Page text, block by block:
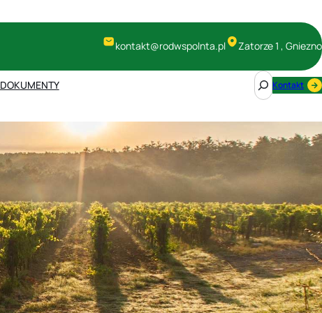
kontakt@rodwspolnta.pl Zatorze 1 , Gniezno
DOKUMENTY
S
e
c
Kontakt